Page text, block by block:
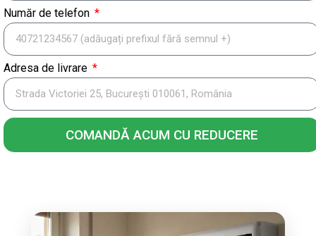
Număr de telefon
Adresa de livrare
COMANDĂ ACUM CU REDUCERE